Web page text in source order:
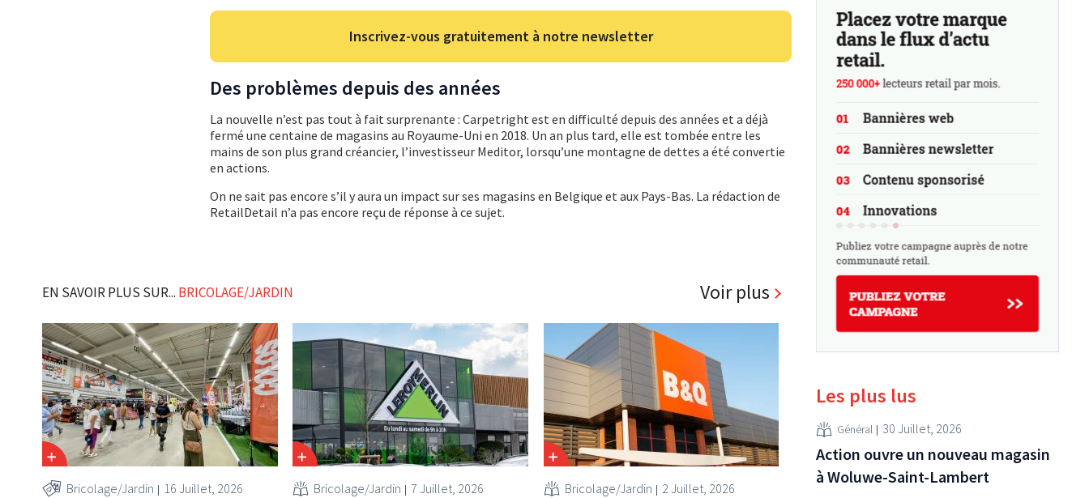
Inscrivez-vous gratuitement à notre newsletter
Des problèmes depuis des années
La nouvelle n’est pas tout à fait surprenante : Carpetright est en difficulté depuis des années et a déjà
fermé une centaine de magasins au Royaume-Uni en 2018. Un an plus tard, elle est tombée entre les
mains de son plus grand créancier, l’investisseur Meditor, lorsqu’une montagne de dettes a été convertie
en actions.
On ne sait pas encore s’il y aura un impact sur ses magasins en Belgique et aux Pays-Bas. La rédaction de
RetailDetail n’a pas encore reçu de réponse à ce sujet.
EN SAVOIR PLUS SUR... BRICOLAGE/JARDIN Voir plus
Bricolage/Jardin 16 Juillet, 2026 Bricolage/Jardin 7 Juillet, 2026 Bricolage/Jardin 2 Juillet, 2026
Les plus lus
Général 30 Juillet, 2026
Action ouvre un nouveau magasin
à Woluwe-Saint-Lambert